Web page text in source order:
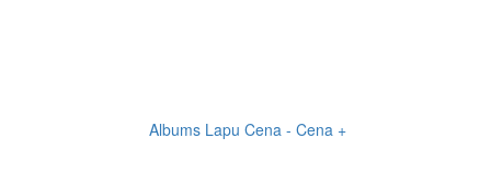
Albums Lapu Cena - Cena +